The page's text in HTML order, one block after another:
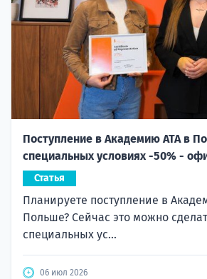
Поступление в Академию ATA в
специальных условиях -50% -
Статья
Планируете поступление в
Польше? Сейчас это можно
специальных ус...
06 июл 2026